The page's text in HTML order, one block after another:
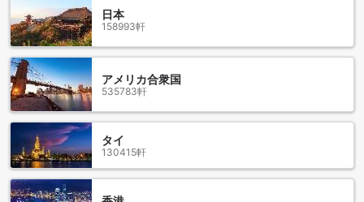
ドリーであり、地元の観光情報やアクティビティについても
詳しく教えてくれます。
ナコーン ラーチャシーマー シティセンターは、快適な客室と
充実した設備を備えたホテルです。リラックスできるプール
やフィットネスセンターなども完備されています。ナコーン
ラーチャシーマーを訪れる際には、ナコーン ラーチャシーマ
ー シティセンターが最適な宿泊先となることでしょう。
マイフラワーグランドホテルコラートへのアクセス方法
ナコーンラーチャシーマー、タイのマイフラワーグランドホ
テルコラートへの最寄りの空港からのアクセス方法をご紹介
日本
158993軒
アメリカ合衆国
535783軒
タイ
130415軒